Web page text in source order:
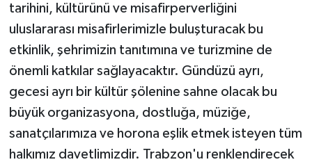
tarihini, kültürünü ve misafirperverliğini
uluslararası misafirlerimizle buluşturacak bu
etkinlik, şehrimizin tanıtımına ve turizmine de
önemli katkılar sağlayacaktır. Gündüzü ayrı,
gecesi ayrı bir kültür şölenine sahne olacak bu
büyük organizasyona, dostluğa, müziğe,
sanatçılarımıza ve horona eşlik etmek isteyen tüm
halkımız davetlimizdir. Trabzon'u renklendirecek